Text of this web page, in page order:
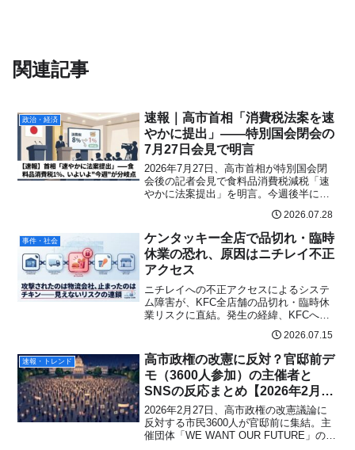
関連記事
政治・経済
速報｜高市首相「消費税法案を速
やかに提出」——特別国会閉会の
7月27日会見で明言
2026年7月27日、高市首相が特別国会閉
会後の記者会見で食料品消費税減税「速
やかに法案提出」を明言。今週後半にも
ら1%スタートの行程・家計シミュレーシ
ョン・各党の対立点を最速解説。
2026.07.28
事件・社会
ケンタッキー全店で品切れ・臨時
休業の恐れ、原因はニチレイ不正
アクセス
ニチレイへの不正アクセスによるシステ
ム障害が、KFC全店舗の品切れ・臨時休
業リスクに直結。発生の経緯、KFCへの
をわかりやすくまとめました。2026.07.15
速報・トレンド
高市政権の改憲に反対？官邸前デ
モ（3600人参加）の主催者と
SNSの反応まとめ【2026年2月28
日最新】
2026年2月27日、高市政権の改憲議論に
反対する市民3600人が官邸前に集結。主
催団体「WE WANT OUR FUTURE」の狙